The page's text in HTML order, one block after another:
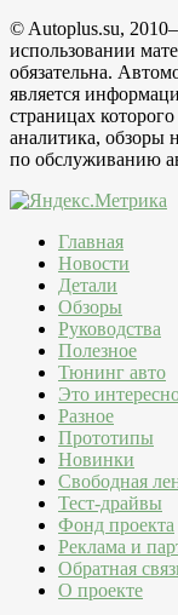
© Autoplus.su,
использовании
обязательна.
является
страницах
аналитика, обзоры
по обслуживанию
Главная
Новости
Детали
Обзоры
Руководства
Полезное
Тюнинг авто
Это
Разное
Прототипы
Новинки
Свободная
Тест-драйвы
Фонд проекта
Реклама и
Обратная
О проекте